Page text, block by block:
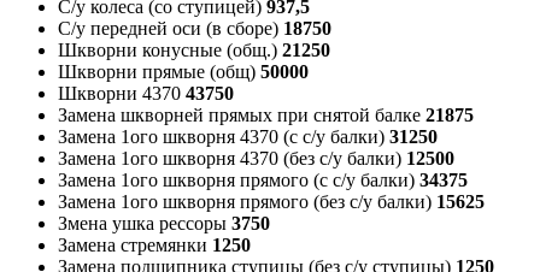
С/у колеса (со ступицей) 937,5
С/у передней оси (в сборе) 18750
Шкворни конусные (общ.) 21250
Шкворни прямые (общ) 50000
Шкворни 4370 43750
Замена шкворней прямых при снятой балке 21875
Замена 1ого шкворня 4370 (с с/у балки) 31250
Замена 1ого шкворня 4370 (без с/у балки) 12500
Замена 1ого шкворня прямого (с с/у балки) 34375
Замена 1ого шкворня прямого (без с/у балки) 15625
Змена ушка рессоры 3750
Замена стремянки 1250
Замена подшипника ступицы (без с/у ступицы) 1250